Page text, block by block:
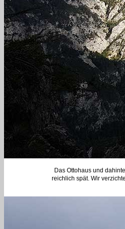
Das Ottohaus und
reichlich spät. Wir